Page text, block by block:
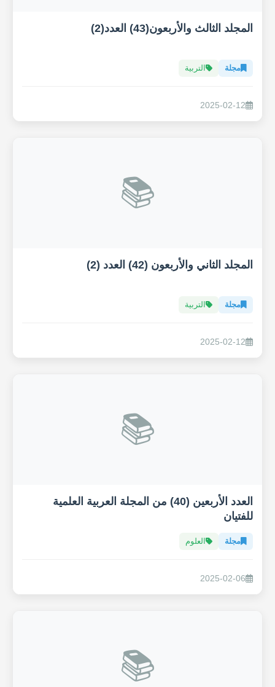
المجلد الثالث والأربعون(43) العدد(2)
مجلة التربية
2025-02-12
📚
المجلد الثاني والأربعون (42) العدد (2)
مجلة التربية
2025-02-12
📚
العدد الأربعين (40) من المجلة العربية العلمية
للفتيان
مجلة العلوم
2025-02-06
📚